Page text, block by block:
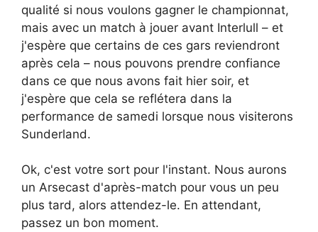
qualité si nous voulons gagner le championnat,
mais avec un match à jouer avant Interlull – et
j'espère que certains de ces gars reviendront
après cela – nous pouvons prendre confiance
dans ce que nous avons fait hier soir, et
j'espère que cela se reflétera dans la
performance de samedi lorsque nous visiterons
Sunderland.
Ok, c'est votre sort pour l'instant. Nous aurons
un Arsecast d'après-match pour vous un peu
plus tard, alors attendez-le. En attendant,
passez un bon moment.